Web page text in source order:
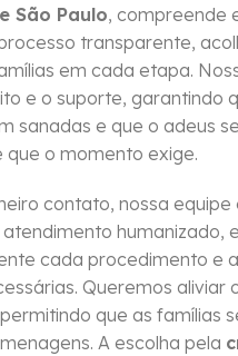
São Paulo, compreende
transparente,
em cada etapa.
e o suporte, garantindo
sanadas e que o adeus
que o momento exige.
contato, nossa
humanizado,
cada procedimento e
Queremos aliviar
que as famílias
A escolha pela